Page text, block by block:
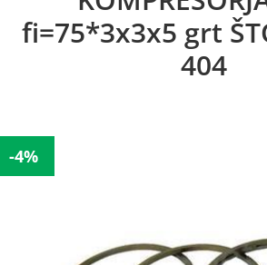
fi=75*3x3x5 grt
404
-4%